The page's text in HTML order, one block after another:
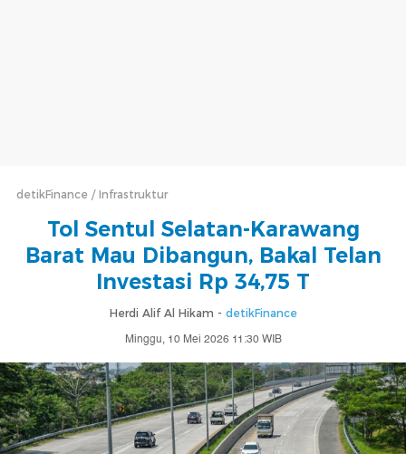
detikFinance Infrastruktur
Tol Sentul Selatan-Karawang
Barat Mau Dibangun, Bakal Telan
Investasi Rp 34,75 T
Herdi Alif Al Hikam - detikFinance
Minggu, 10 Mei 2026 11:30 WIB